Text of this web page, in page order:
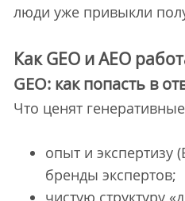
люди уже привыкли
Как GEO и AEO
GEO: как попасть в
Что ценят
опыт и экспертизу
бренды экспертов;